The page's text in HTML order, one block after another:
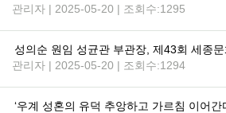
관리자 | 2025-05-20 | 조회수:1295
관리자 | 2025-05-20 | 조회수:1294
‘우계 성혼의 유덕 추앙하고 가르침 이어간